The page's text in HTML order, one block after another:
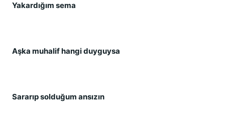
Yakardığım sema
Aşka muhalif hangi duyguysa
Sararıp solduğum ansızın